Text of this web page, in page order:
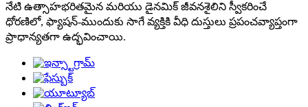
నేటి ఉత్సాహభరితమైన మరియు డైనమిక్ జీవనశైలిని స్వీకరించే
ధోరణిలో, ఫ్యాషన్-ముందుకు సాగే వ్యక్తికి వీధి దుస్తులు ప్రపంచవ్యాప్తంగా
ప్రాధాన్యతగా ఉద్భవించాయి.